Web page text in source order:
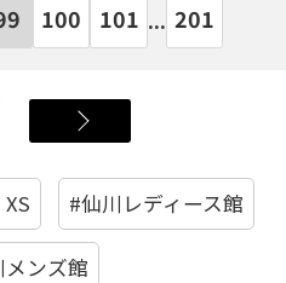
100 101 ... 201
#仙川レディース館
メンズ館